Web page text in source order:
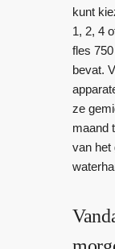
kunt
1, 2, 4
fles
bevat.
ze
maand
van het